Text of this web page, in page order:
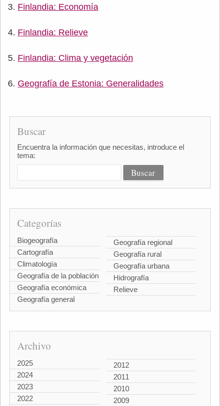
Finlandia: Economía
Finlandia: Relieve
Finlandia: Clima y vegetación
Geografía de Estonia: Generalidades
Buscar
Encuentra la información que necesitas, introduce el
tema:
Categorías
Biogeografía
Cartografía
Climatología
Geografía de la población
Geografía económica
Geografía general
Geografía regional
Geografía rural
Geografía urbana
Hidrografía
Relieve
Archivo
2025
2024
2023
2022
2012
2011
2010
2009